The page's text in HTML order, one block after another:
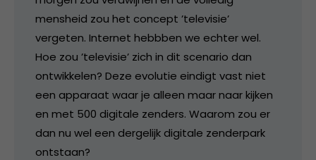
mensheid zou het concept ’televisie’
vergeten. Internet hebbben we echter wel.
Hoe zou ’televisie’ zich in dit scenario dan
ontwikkelen? Deze evolutie eindigt vast niet
een apparaat waar je alleen maar naar kijken
en met 500 digitale zenders. Waarom zou er
dan nu wel een dergelijk digitale zenderpark
ontstaan?